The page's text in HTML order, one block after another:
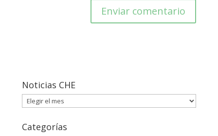
Noticias CHE
Noticias
CHE
Categorías